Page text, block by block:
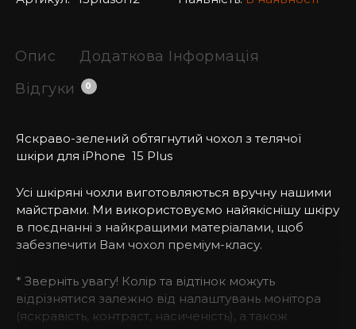
Опис
Додаткова Інформація
Відгуки
0
Яскраво-зелений обтягнутий чохол з телячої
шкіри для iPhone 15 Plus
Усі шкіряні чохли виготовляються вручну нашими
майстрами. Ми використовуємо найякіснішу шкіру
в поєднанні з найкращими матеріалами, щоб
забезпечити Вам чохол преміум-класу.
* Зверніть увагу! Колір та відтінок можуть
відрізнятися залежно від налаштувань монітора
(яскравість, контраст, насиченість), а також